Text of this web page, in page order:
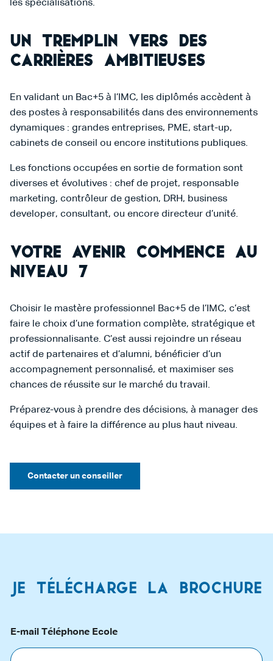
les spécialisations.
Un tremplin vers des
carrières ambitieuses
En validant un Bac+5 à l’IMC, les diplômés accèdent à
des postes à responsabilités dans des environnements
dynamiques : grandes entreprises, PME, start-up,
cabinets de conseil ou encore institutions publiques.
Les fonctions occupées en sortie de formation sont
diverses et évolutives : chef de projet, responsable
marketing, contrôleur de gestion, DRH, business
developer, consultant, ou encore directeur d’unité.
Votre avenir commence au
niveau 7
Choisir le mastère professionnel Bac+5 de l’IMC, c’est
faire le choix d’une formation complète, stratégique et
professionnalisante. C’est aussi rejoindre un réseau
actif de partenaires et d’alumni, bénéficier d’un
accompagnement personnalisé, et maximiser ses
chances de réussite sur le marché du travail.
Préparez-vous à prendre des décisions, à manager des
équipes et à faire la différence au plus haut niveau.
Contacter un conseiller
Je télécharge la brochure
E-mail Téléphone Ecole